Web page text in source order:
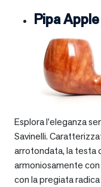
Pipa
Esplora l’eleganza
Savinelli.
arrotondata, la testa
armoniosamente
con la pregiata